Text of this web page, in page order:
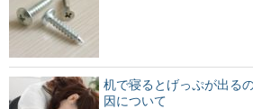
机で寝るとげっぷが出る
因について